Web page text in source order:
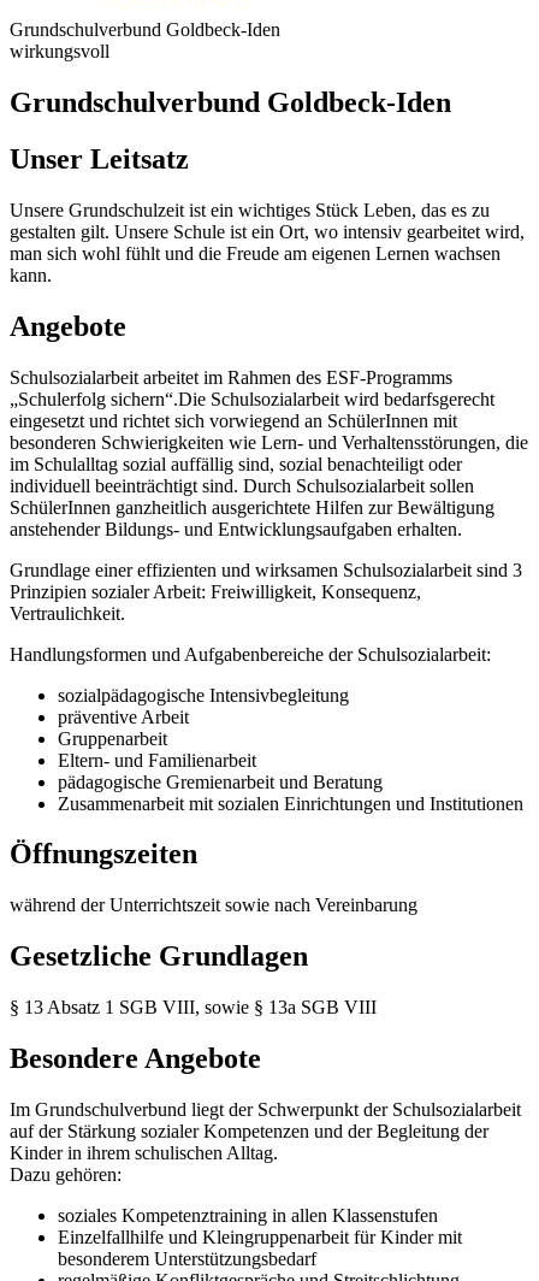
Grundschulverbund Goldbeck-Iden
wirkungsvoll
Grundschulverbund Goldbeck-Iden
Unser Leitsatz
Unsere Grundschulzeit ist ein wichtiges Stück Leben, das es zu
gestalten gilt. Unsere Schule ist ein Ort, wo intensiv gearbeitet wird,
man sich wohl fühlt und die Freude am eigenen Lernen wachsen
kann.
Angebote
Schulsozialarbeit arbeitet im Rahmen des ESF-Programms
„Schulerfolg sichern“.Die Schulsozialarbeit wird bedarfsgerecht
eingesetzt und richtet sich vorwiegend an SchülerInnen mit
besonderen Schwierigkeiten wie Lern- und Verhaltensstörungen, die
im Schulalltag sozial auffällig sind, sozial benachteiligt oder
individuell beeinträchtigt sind. Durch Schulsozialarbeit sollen
SchülerInnen ganzheitlich ausgerichtete Hilfen zur Bewältigung
anstehender Bildungs- und Entwicklungsaufgaben erhalten.
Grundlage einer effizienten und wirksamen Schulsozialarbeit sind 3
Prinzipien sozialer Arbeit: Freiwilligkeit, Konsequenz,
Vertraulichkeit.
Handlungsformen und Aufgabenbereiche der Schulsozialarbeit:
sozialpädagogische Intensivbegleitung
präventive Arbeit
Gruppenarbeit
Eltern- und Familienarbeit
pädagogische Gremienarbeit und Beratung
Zusammenarbeit mit sozialen Einrichtungen und Institutionen
Öffnungszeiten
während der Unterrichtszeit sowie nach Vereinbarung
Gesetzliche Grundlagen
§ 13 Absatz 1 SGB VIII, sowie § 13a SGB VIII
Besondere Angebote
Im Grundschulverbund liegt der Schwerpunkt der Schulsozialarbeit
auf der Stärkung sozialer Kompetenzen und der Begleitung der
Kinder in ihrem schulischen Alltag.
Dazu gehören:
soziales Kompetenztraining in allen Klassenstufen
Einzelfallhilfe und Kleingruppenarbeit für Kinder mit
besonderem Unterstützungsbedarf